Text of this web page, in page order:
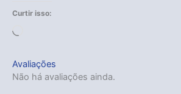
Curtir isso:
Avaliações
Não há avaliações ainda.